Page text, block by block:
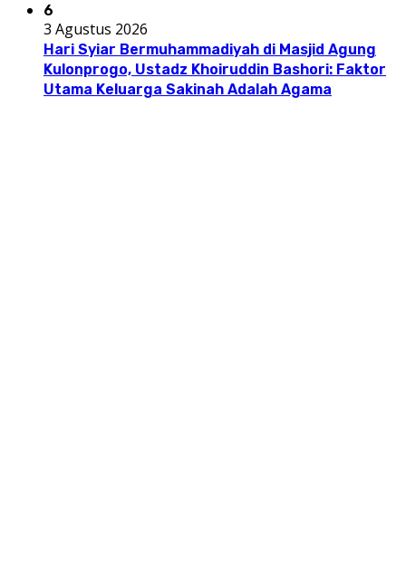
6
3 Agustus 2026
Hari Syiar Bermuhammadiyah di Masjid Agung
Kulonprogo, Ustadz Khoiruddin Bashori: Faktor
Utama Keluarga Sakinah Adalah Agama